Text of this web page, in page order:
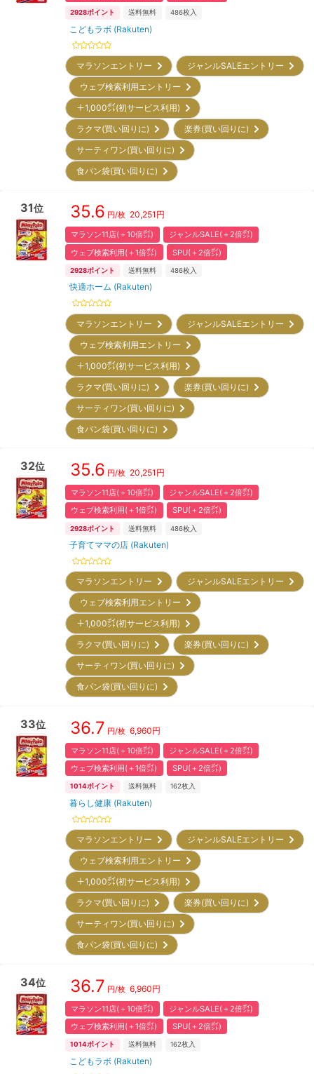
2928ポイント 送料無料 486枚入
こどもラボ (Rakuten)
マラソンエントリー
ジャンルSALEエントリー
ウェブ検索利用エントリー
＋1,000㌽(初サービス利用)
ラクマ(買い回りに)
楽券(買い回りに)
サーティワン(買い回りに)
食パン袋(買い回りに)
31位 35.6 円/枚 20,251 円
マラソン11店(＋10倍㌽)
ジャンルSALE(＋2倍㌽)
ウェブ検索利用(＋1倍㌽)
SPU(＋2倍㌽)
2928ポイント 送料無料 486枚入
快適ホーム (Rakuten)
マラソンエントリー
ジャンルSALEエントリー
ウェブ検索利用エントリー
＋1,000㌽(初サービス利用)
ラクマ(買い回りに)
楽券(買い回りに)
サーティワン(買い回りに)
食パン袋(買い回りに)
32位 35.6 円/枚 20,251 円
マラソン11店(＋10倍㌽)
ジャンルSALE(＋2倍㌽)
ウェブ検索利用(＋1倍㌽)
SPU(＋2倍㌽)
2928ポイント 送料無料 486枚入
子育てママの店 (Rakuten)
マラソンエントリー
ジャンルSALEエントリー
ウェブ検索利用エントリー
＋1,000㌽(初サービス利用)
ラクマ(買い回りに)
楽券(買い回りに)
サーティワン(買い回りに)
食パン袋(買い回りに)
33位 36.7 円/枚 6,960円
マラソン11店(＋10倍㌽)
ジャンルSALE(＋2倍㌽)
ウェブ検索利用(＋1倍㌽)
SPU(＋2倍㌽)
1014ポイント 送料無料 162枚入
暮らし健康 (Rakuten)
マラソンエントリー
ジャンルSALEエントリー
ウェブ検索利用エントリー
＋1,000㌽(初サービス利用)
ラクマ(買い回りに)
楽券(買い回りに)
サーティワン(買い回りに)
食パン袋(買い回りに)
34位 36.7 円/枚 6,960円
マラソン11店(＋10倍㌽)
ジャンルSALE(＋2倍㌽)
ウェブ検索利用(＋1倍㌽)
SPU(＋2倍㌽)
1014ポイント 送料無料 162枚入
こどもラボ (Rakuten)